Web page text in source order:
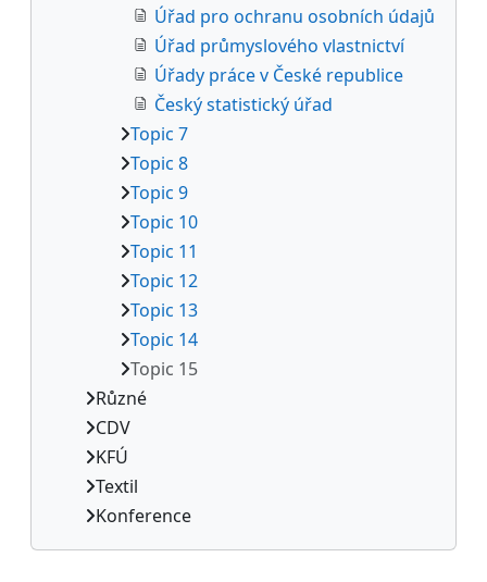
Úřad pro ochranu osobních údajů
Úřad průmyslového vlastnictví
Úřady práce v České republice
Český statistický úřad
Topic 7
Topic 8
Topic 9
Topic 10
Topic 11
Topic 12
Topic 13
Topic 14
Topic 15
Různé
CDV
KFÚ
Textil
Konference